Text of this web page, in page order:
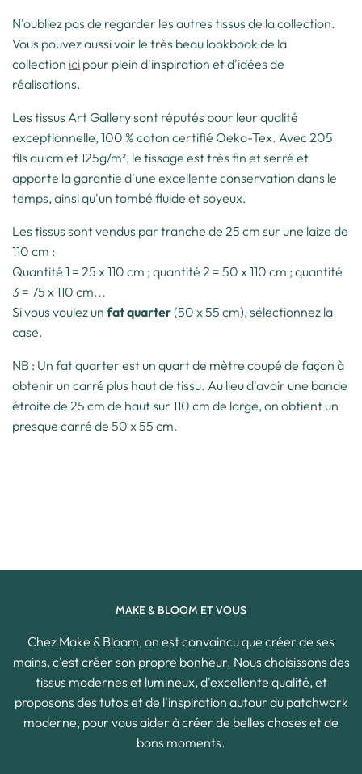
N'oubliez pas de regarder les autres tissus de la collection.
Vous pouvez aussi voir le très beau lookbook de la
collection ici pour plein d'inspiration et d'idées de
réalisations.
Les tissus Art Gallery sont réputés pour leur qualité
exceptionnelle, 100 % coton certifié Oeko-Tex. Avec 205
fils au cm et 125g/m², le tissage est très fin et serré et
apporte la garantie d'une excellente conservation dans le
temps, ainsi qu'un tombé fluide et soyeux.
Les tissus sont vendus par tranche de 25 cm sur une laize de
110 cm :
Quantité 1 = 25 x 110 cm ; quantité 2 = 50 x 110 cm ; quantité
3 = 75 x 110 cm...
Si vous voulez un fat quarter(50 x 55 cm), sélectionnez la
case.
NB : Un fat quarter est un quart de mètre coupé de façon à
obtenir un carré plus haut de tissu. Au lieu d'avoir une bande
étroite de 25 cm de haut sur 110 cm de large, on obtient un
presque carré de 50 x 55 cm.
MAKE & BLOOM ET VOUS
Chez Make & Bloom, on est convaincu que créer de ses
mains, c'est créer son propre bonheur. Nous choisissons des
tissus modernes et lumineux, d'excellente qualité, et
proposons des tutos et de l'inspiration autour du patchwork
moderne, pour vous aider à créer de belles choses et de
bons moments.